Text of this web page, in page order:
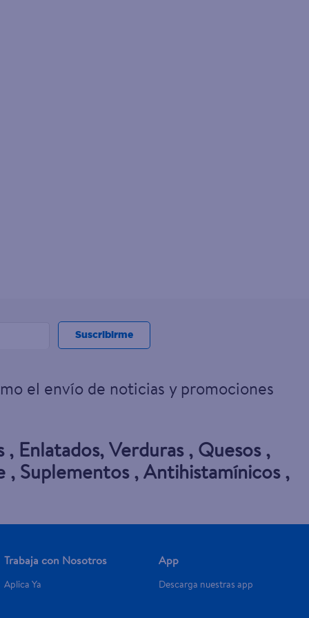
Suscribirme
el envío de noticias y promociones
, Enlatados,Verduras, Quesos,
, Suplementos,Antihistamínicos,
Trabaja con Nosotros
Aplica Ya
App
Descarga nuestras app